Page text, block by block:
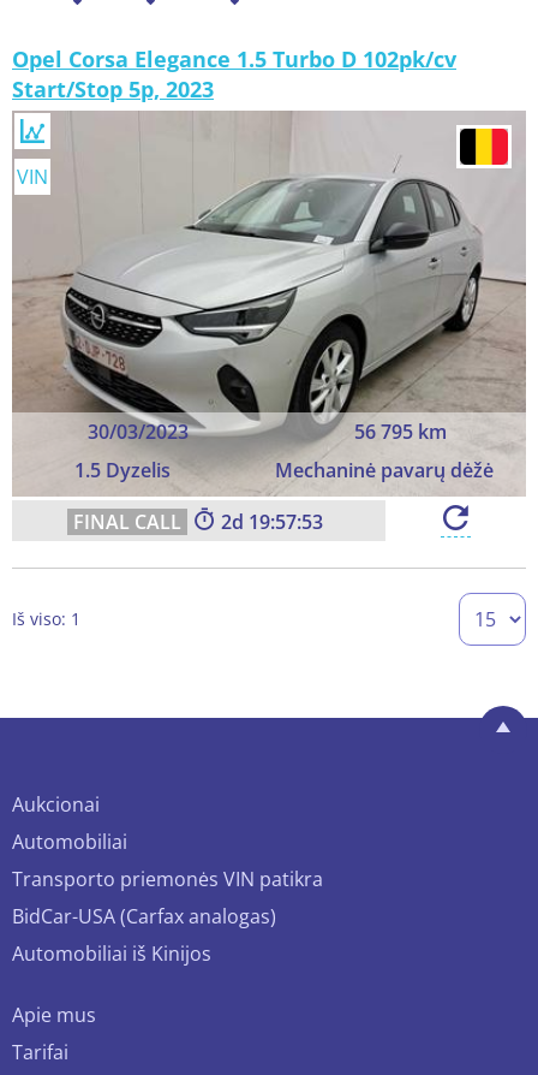
Opel Corsa Elegance 1.5 Turbo D 102pk/cv
Start/Stop 5p, 2023
30/03/2023
56 795 km
1.5 Dyzelis
Mechaninė pavarų dėžė
VIN
2 19:57:52
Iš viso: 1
Aukcionai
Automobiliai
Transporto priemonės VIN patikra
BidCar-USA (Carfax analogas)
Automobiliai iš Kinijos
Apie mus
Tarifai